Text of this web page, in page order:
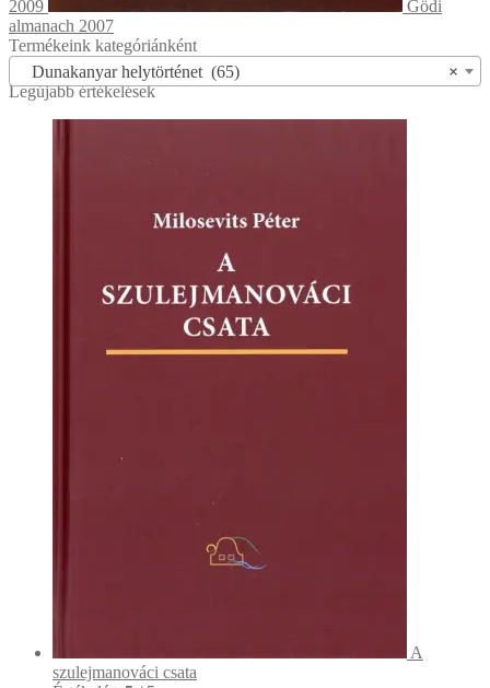
2009
Gödi
almanach 2007
Termékeink kategóriánként
×
Dunakanyar helytörténet (65)
Legújabb értékelések
A
szulejmanováci csata